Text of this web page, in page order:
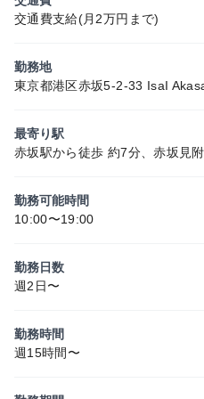
交通費支給(月2万円まで)
勤務地
東京都港区赤坂5-2-33 IsaI
最寄り駅
赤坂駅から徒歩 約7分、赤坂見
勤務可能時間
10:00〜19:00
勤務日数
週2日〜
勤務時間
週15時間〜